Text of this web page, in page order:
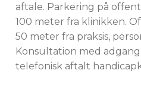
aftale. Parkering på
100 meter fra klinikken.
50 meter fra praksis,
Konsultation med
telefonisk aftalt